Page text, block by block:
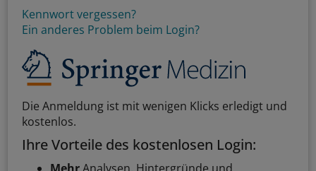
Kennwort vergessen?
Ein anderes Problem beim Login?
Die Anmeldung ist mit wenigen Klicks erledigt und
kostenlos.
Ihre Vorteile des kostenlosen Login: